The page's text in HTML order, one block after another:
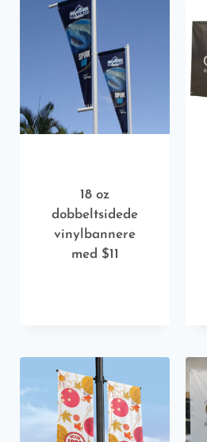
18 oz
dobbeltsidede
vinylbannere
med $11